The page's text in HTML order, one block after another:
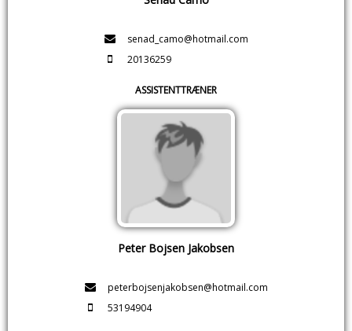
senad_camo@hotmail.com
20136259
ASSISTENTTRÆNER
Peter Bojsen Jakobsen
peterbojsenjakobsen@hotmail.com
53194904